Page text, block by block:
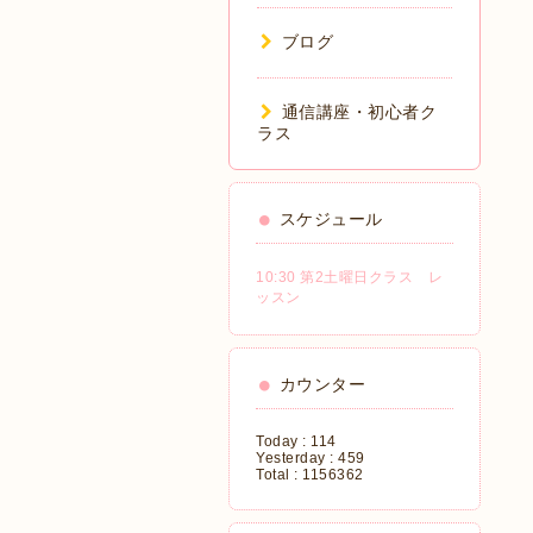
ブログ
通信講座・初心者ク
ラス
スケジュール
10:30 第2土曜日クラス レ
ッスン
カウンター
Today : 114
Yesterday : 459
Total : 1156362